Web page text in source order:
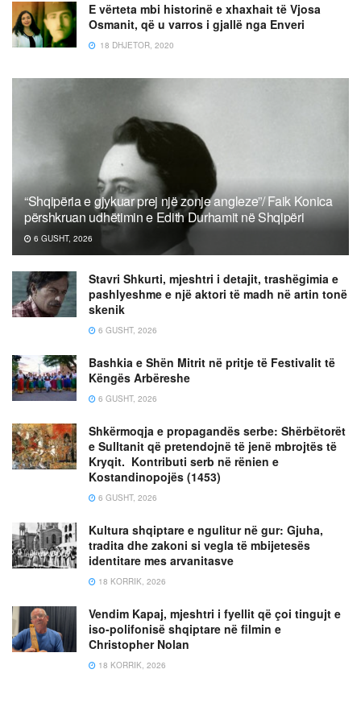
E vërteta mbi historinë e xhaxhait të Vjosa
Osmanit, që u varros i gjallë nga Enveri
18 DHJETOR, 2020
“Shqipëria e gjykuar prej një zonje angleze”/ Faik Konica
përshkruan udhëtimin e Edith Durhamit në Shqipëri
6 GUSHT, 2026
Stavri Shkurti, mjeshtri i detajit, trashëgimia e
pashlyeshme e një aktori të madh në artin tonë
skenik
6 GUSHT, 2026
Bashkia e Shën Mitrit në pritje të Festivalit të
Këngës Arbëreshe
6 GUSHT, 2026
Shkërmoqja e propagandës serbe: Shërbëtorët
e Sulltanit që pretendojnë të jenë mbrojtës të
Kryqit. Kontributi serb në rënien e
Kostandinopojës (1453)
6 GUSHT, 2026
Kultura shqiptare e ngulitur në gur: Gjuha,
tradita dhe zakoni si vegla të mbijetesës
identitare mes arvanitasve
18 KORRIK, 2026
Vendim Kapaj, mjeshtri i fyellit që çoi tingujt e
iso-polifonisë shqiptare në filmin e
Christopher Nolan
18 KORRIK, 2026